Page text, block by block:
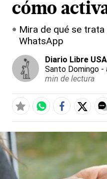
cómo
Mira de qué se
WhatsApp
Diario Libre USA
Santo Domingo -
min de lectura